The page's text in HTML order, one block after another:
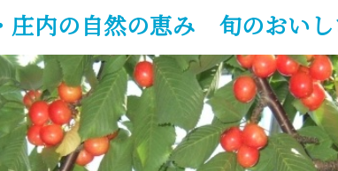
庄内の自然の恵み 旬のおい